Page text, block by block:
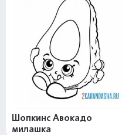
Шопкинс Авокадо
милашка